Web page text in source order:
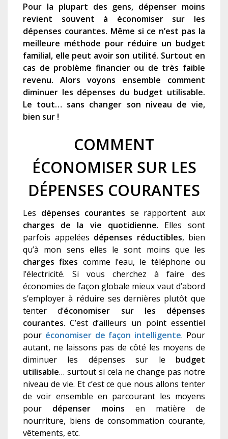
Pour la plupart des gens, dépenser moins
revient souvent à économiser sur les
dépenses courantes. Même si ce n’est pas la
meilleure méthode pour réduire un budget
familial, elle peut avoir son utilité. Surtout en
cas de problème financier ou de très faible
revenu. Alors voyons ensemble comment
diminuer les dépenses du budget utilisable.
Le tout… sans changer son niveau de vie,
bien sur !
COMMENT
ÉCONOMISER SUR LES
DÉPENSES COURANTES
Les dépenses courantes se rapportent aux
charges de la vie quotidienne. Elles sont
parfois appelées dépenses réductibles, bien
qu’à mon sens elles le sont moins que les
charges fixes comme l’eau, le téléphone ou
l’électricité. Si vous cherchez à faire des
économies de façon globale mieux vaut d’abord
s’employer à réduire ses dernières plutôt que
tenter d’économiser sur les dépenses
courantes. C’est d’ailleurs un point essentiel
pour économiser de façon intelligente. Pour
autant, ne laissons pas de côté les moyens de
diminuer les dépenses sur le budget
utilisable… surtout si cela ne change pas notre
niveau de vie. Et c’est ce que nous allons tenter
de voir ensemble en parcourant les moyens
pour dépenser moins en matière de
nourriture, biens de consommation courante,
vêtements, etc.